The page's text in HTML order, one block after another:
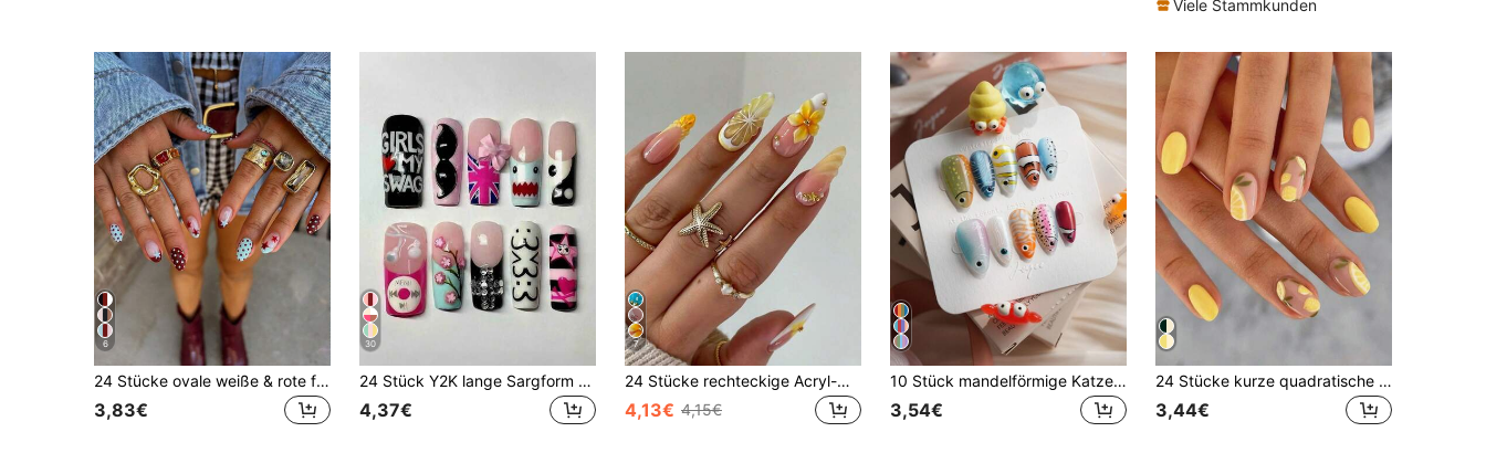
Viele Stammkunden
6
24 Stücke ovale weiße & rote französische Maniküre Nagel Aufkleber, dekoriert mit roten & weißen Sternen und Punkten, perfekt für Acryl Nagel Sets, enthält 1 Stück Gelee Gel und 1 Stück Nagelfeile, geeignet für täglichen Gebrauch oder Partys von Mädchen Nagelpflege
3,83€
30
24 Stück Y2K lange Sargform süße Cartoon Nagelkunst quadratische French Tip Press-On Nägel, Nagelset enthält: 1 Stück Gelee-Kleber und 1 Stück Nagelfeile, French Tip Nägel geeignet für tägliche Arbeit, Party und andere Anlässe von Frauen
4,37€
7
24 Stücke rechteckige Acryl-Nagel-Set, Sommer 3D Zitronen Bubble Water Farbverlauf Gelb & Weiß Blumen, personalisierte kleine Perlen Orange Punkte Weiß Perlmutt Französisch Spitzen, Strandessenzial, enthält 1 Stück Gelee Gel, 1 Stück Nagelfeile, 1 Set Maniküre Werkzeuge
4,13€ 4,15€
10 Stück mandelförmige Katzenaugen-Fischmuster Nagelsticker, lustiger Ozean-Stil, handgemaltes Cartoon-Fischdesign, keine Dekoration, glänzender Effekt, Acryl-Nagelset, vollständige Abdeckung wiederverwendbare Kunstnägel, geeignet für tägliche und Party-Trage, Nagelkunst-Zubehör, Damenaccessoires
3,54€
24 Stücke kurze quadratische Nagel Aufkleber, Zeige deine Liebe! Elegant & süß in Zitronengelb, Blattgelb, leuchtenden Zitronengelb-Nuancen, kreiere bezaubernde Frühlings-/Sommer-Nagelkunst. Vollständige Abdeckung Nagel Aufkleber geeignet für Frauen & Mädchen. Set beinhaltet 1 Stück Nagellack Gel und 1 Stück Nagelfeile. Gel Nagellack wird zufällig versendet. Nagelpflege Zubehör.
3,44€